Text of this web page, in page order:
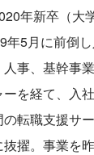
年新卒（大
年5月に前倒
人事、基幹事
を経て、入
転職支援サ
擢。事業を